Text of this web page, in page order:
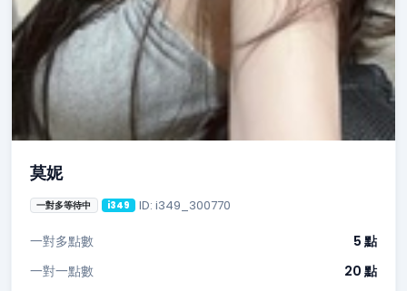
莫妮
一對多等待中 i349 ID: i349_300770
一對多點數
5 點
一對一點數
20 點